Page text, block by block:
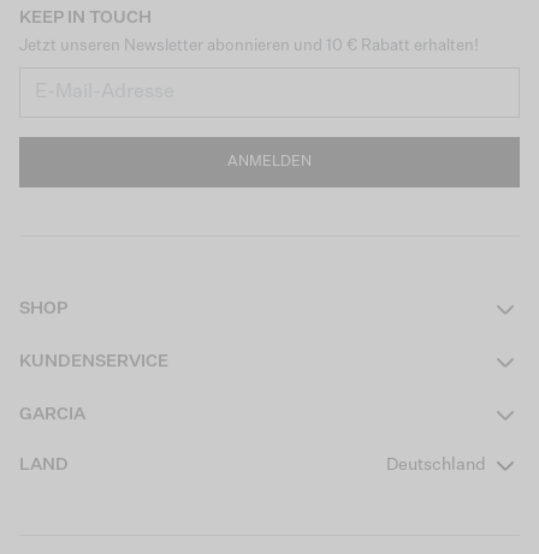
KEEP IN TOUCH
Jetzt unseren Newsletter abonnieren und 10 € Rabatt erhalten!
ANMELDEN
SHOP
Jungen Teens
KUNDENSERVICE
GARCIA
LAND Deutschland